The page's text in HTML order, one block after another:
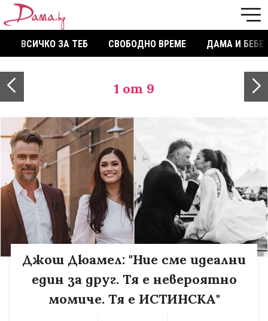
ВСИЧКО ЗА ТЕБ СВОБОДНО ВРЕМЕ ДАМА И БЕБЕ
1 от 9
Джош Дюамел: "Ние сме идеални
един за друг. Тя е невероятно
момиче. Тя е ИСТИНСКА"